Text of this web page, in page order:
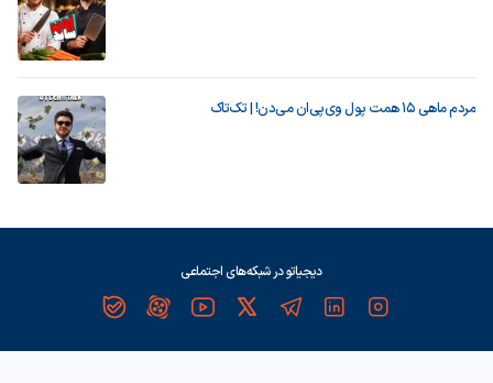
مردم ماهی ۱۵ همت پول وی‌پی‌ان می‌دن! | تک‌تاک
دیجیاتو در شبکه‌های اجتماعی